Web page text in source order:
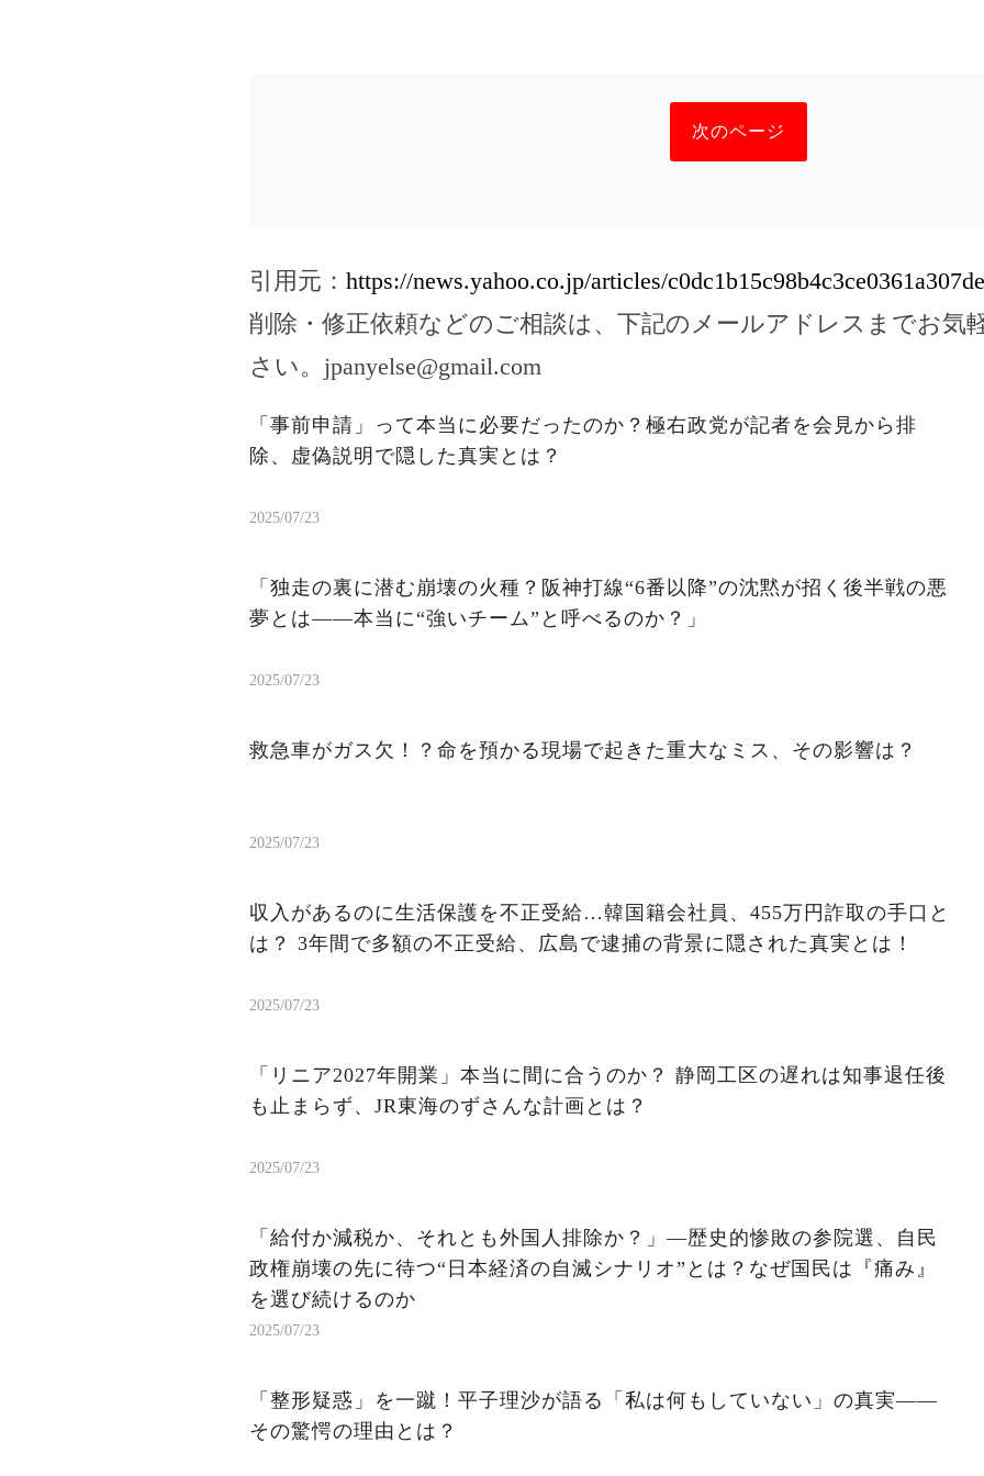
次のページ
引用元： https://news.yahoo.co.jp/articles/
削除・修正依頼などのご相談は、下記のメールアドレスまでお気
さい。 jpanyelse@gmail.com
「事前申請」って本当に必要だったのか？極右政党が記者を会見から排
除、虚偽説明で隠した真実とは？
2025/07/23
「独走の裏に潜む崩壊の火種？阪神打線“6番以降”の沈黙が招く後半戦の悪
夢とは——本当に“強いチーム”と呼べるのか？」
2025/07/23
救急車がガス欠！？命を預かる現場で起きた重大なミス、その影響は？
2025/07/23
収入があるのに生活保護を不正受給…韓国籍会社員、455万円詐取の手口と
は？ 3年間で多額の不正受給、広島で逮捕の背景に隠された真実とは！
2025/07/23
「リニア2027年開業」本当に間に合うのか？ 静岡工区の遅れは知事退任後
も止まらず、JR東海のずさんな計画とは？
2025/07/23
「給付か減税か、それとも外国人排除か？」―歴史的惨敗の参院選、自民
政権崩壊の先に待つ“日本経済の自滅シナリオ”とは？なぜ国民は『痛み』
を選び続けるのか
2025/07/23
「整形疑惑」を一蹴！平子理沙が語る「私は何もしていない」の真実——
その驚愕の理由とは？